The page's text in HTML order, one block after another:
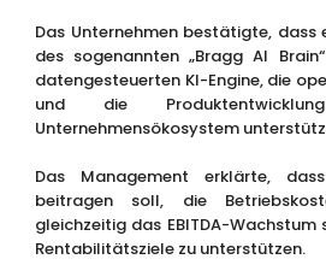
Das Unternehmen bestätigte, dass
des sogenannten „Bragg AI
datengesteuerten KI-Engine, die
und die
Unternehmensökosystem
Das Management erklärte,
beitragen soll, die
gleichzeitig das EBITDA-
Rentabilitätsziele zu unterstützen.